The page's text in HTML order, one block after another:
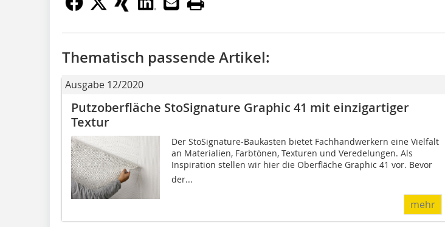
Thematisch passende Artikel:
Ausgabe 12/2020
Putzoberfläche StoSignature Graphic 41 mit einzigartiger
Textur
Der StoSignature-Baukasten bietet Fachhandwerkern eine Vielfalt
an Materialien, Farbtönen, Texturen und Veredelungen. Als
Inspiration stellen wir hier die Oberfläche Graphic 41 vor. Bevor
der...
mehr